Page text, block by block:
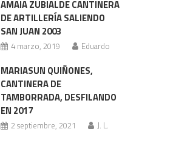
AMAIA ZUBIALDE CANTINERA
DE ARTILLERÍA SALIENDO
SAN JUAN 2003
4 marzo, 2019 Eduardo
MARIASUN QUIÑONES,
CANTINERA DE
TAMBORRADA, DESFILANDO
EN 2017
2 septiembre, 2021 J. L.